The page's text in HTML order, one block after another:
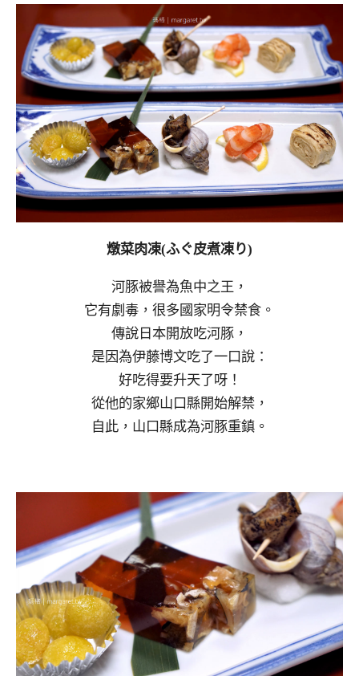
燉菜肉凍(ふぐ皮煮凍り)
河豚被譽為魚中之王，
它有劇毒，很多國家明令禁食。
傳說日本開放吃河豚，
是因為伊藤博文吃了一口說：
好吃得要升天了呀！
從他的家鄉山口縣開始解禁，
自此，山口縣成為河豚重鎮。